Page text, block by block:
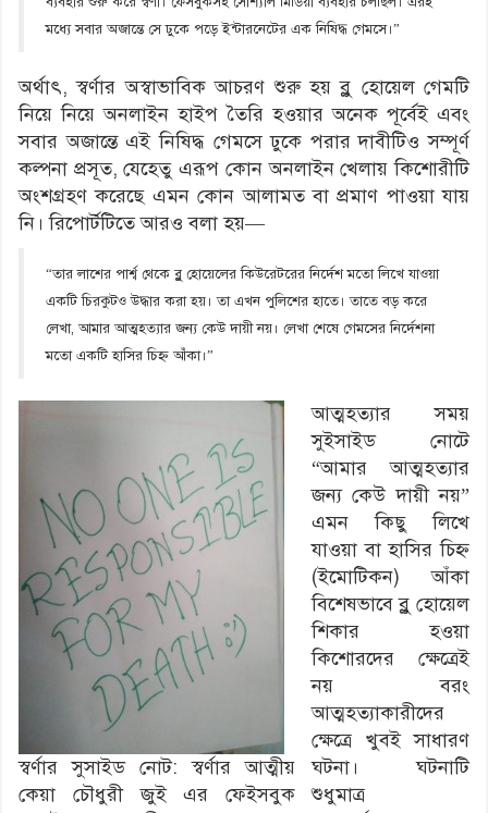
মধ্যে সবার অজান্তে সে ঢুকে পড়ে ইন্টারনেটের এক নিষিদ্ধ গেমসে।”
অর্থাৎ, স্বর্ণার অস্বাভাবিক আচরণ শুরু হয় ব্লু হোয়েল গেমটি
নিয়ে নিয়ে অনলাইন হাইপ তৈরি হওয়ার অনেক পূর্বেই এবং
সবার অজান্তে এই নিষিদ্ধ গেমসে ঢুকে পরার দাবীটিও সম্পূর্ণ
কল্পনা প্রসূত, যেহেতু এরূপ কোন অনলাইন খেলায় কিশোরীটি
অংশগ্রহণ করেছে এমন কোন আলামত বা প্রমাণ পাওয়া যায়
নি। রিপোর্টটিতে আরও বলা হয়―
“তার লাশের পার্শ্ব থেকে ব্লু হোয়েলের কিউরেটরের নির্দেশ মতো লিখে যাওয়া
একটি চিরকুটও উদ্ধার করা হয়। তা এখন পুলিশের হাতে। তাতে বড় করে
লেখা, আমার আত্মহত্যার জন্য কেউ দায়ী নয়। লেখা শেষে গেমসের নির্দেশনা
মতো একটি হাসির চিহ্ন আঁকা।”
স্বর্ণার সুসাইড নোট: স্বর্ণার আত্মীয়
কেয়া চৌধুরী জুই এর ফেইসবুক
আত্মহত্যার সময়
সুইসাইড নোটে
“আমার আত্মহত্যার
জন্য কেউ দায়ী নয়”
এমন কিছু লিখে
যাওয়া বা হাসির চিহ্ন
(ইমোটিকন) আঁকা
বিশেষভাবে ব্লু হোয়েল
শিকার হওয়া
কিশোরদের ক্ষেত্রেই
নয় বরং
আত্মহত্যাকারীদের
ক্ষেত্রে খুবই সাধারণ
ঘটনা। ঘটনাটি
শুধুমাত্র